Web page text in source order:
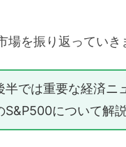
場を振り返っていき
半では重要な経済ニ
S&P500について解